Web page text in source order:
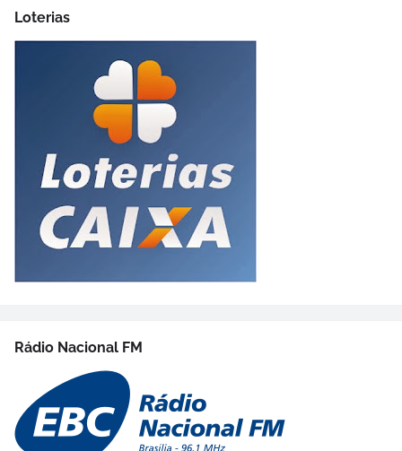
Loterias
Rádio Nacional FM